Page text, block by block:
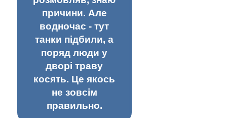
причини. Але
водночас - тут
танки підбили, а
поряд люди у
дворі траву
косять. Це якось
не зовсім
правильно.